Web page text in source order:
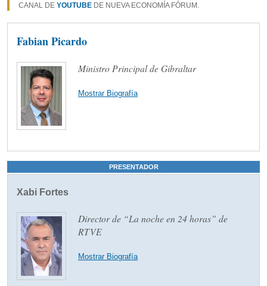
CANAL DE YOUTUBE DE NUEVA ECONOMÍA FÓRUM.
Fabian Picardo
Ministro Principal de Gibraltar
Mostrar Biografía
PRESENTADOR
Xabi Fortes
Director de “La noche en 24 horas” de
RTVE
Mostrar Biografía